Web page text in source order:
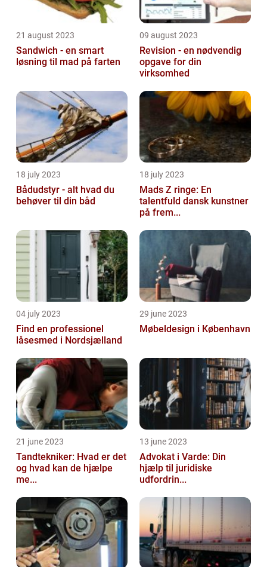
21 august 2023
Sandwich - en smart
løsning til mad på farten
09 august 2023
Revision - en nødvendig
opgave for din
virksomhed
18 july 2023
Bådudstyr - alt hvad du
behøver til din båd
18 july 2023
Mads Z ringe: En
talentfuld dansk kunstner
på frem...
04 july 2023
Find en professionel
låsesmed i Nordsjælland
29 june 2023
Møbeldesign i København
21 june 2023
Tandtekniker: Hvad er det
og hvad kan de hjælpe
me...
13 june 2023
Advokat i Varde: Din
hjælp til juridiske
udfordrin...